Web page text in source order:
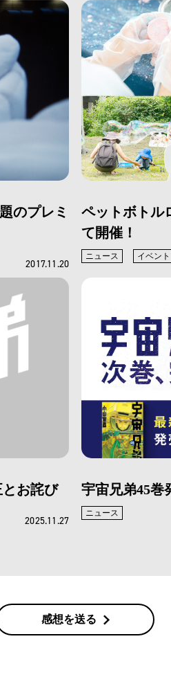
のプレミ
2017.11.20
ペットボトル
て開催！
ニュース イベント
お詫び
2025.11.27
宇宙兄弟45巻
ニュース
感想を送る